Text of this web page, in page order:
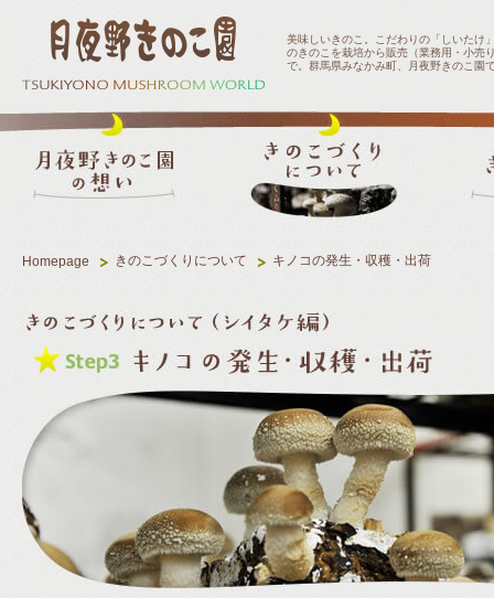
美味しいきのこ。こだわりの「しいたけ
のきのこを栽培から販売（業務用・小売
で。群馬県みなかみ町、月夜野きのこ園
月夜野きのこ園の想い
Homepage きのこづくりについて キノコの発生・収穫・出荷